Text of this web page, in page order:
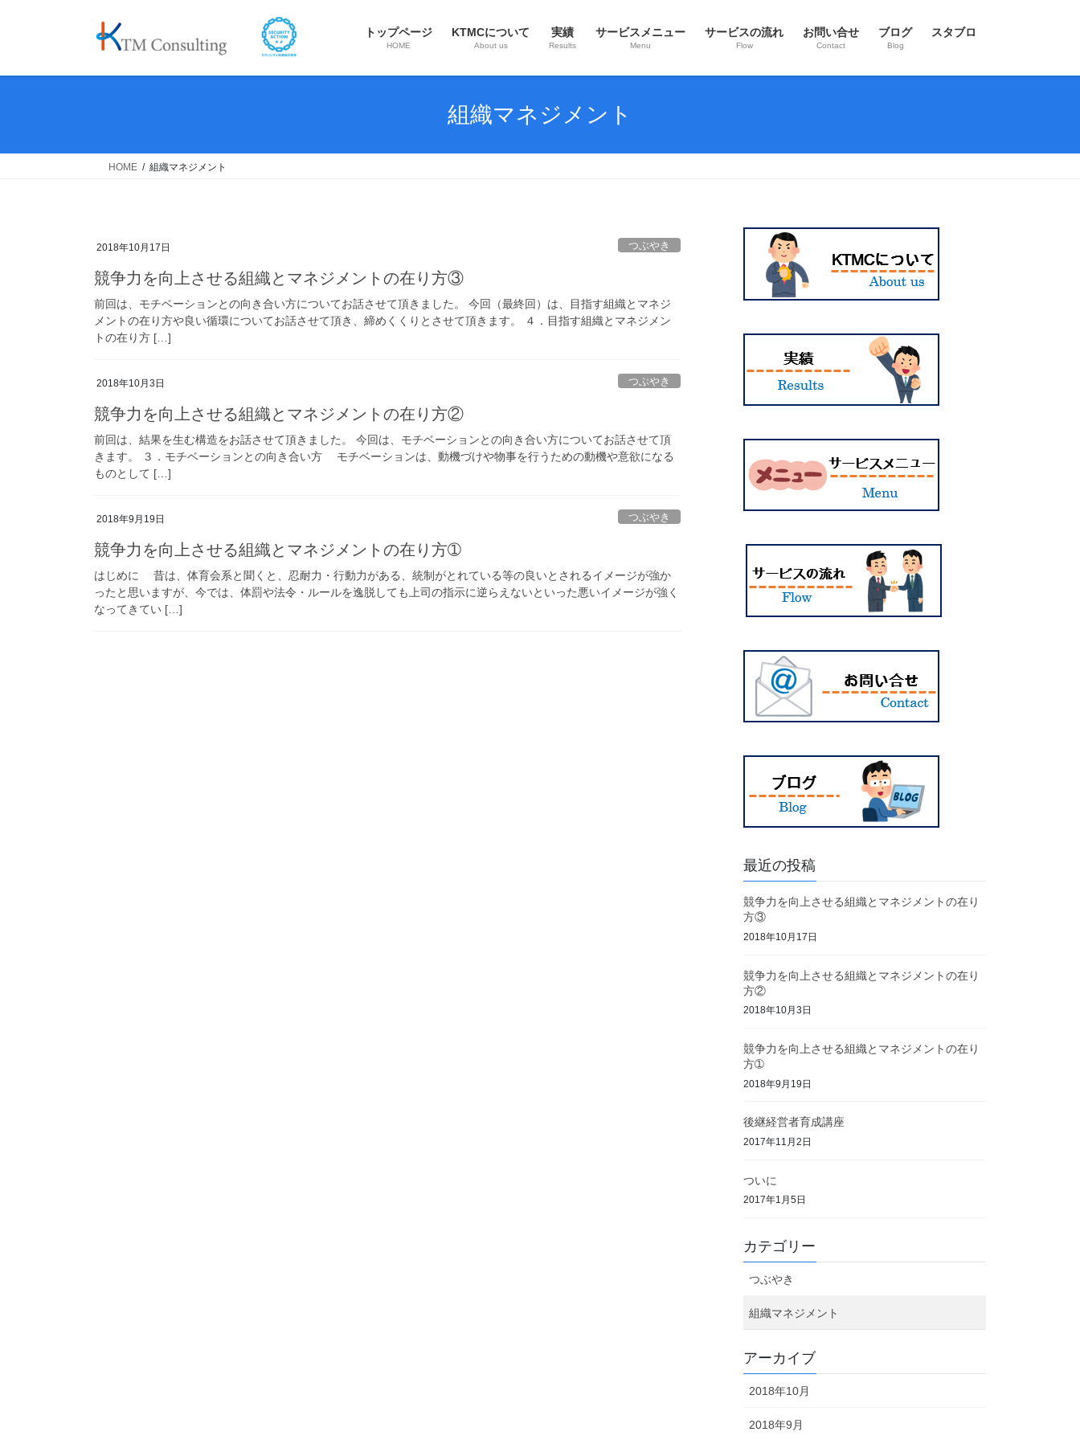
トップページ
HOME
KTMCについて
About us
実績
Results
サービスメニュー
Menu
サービスの流れ
Flow
お問い合せ
Contact
ブログ
Blog
スタブロ
組織マネジメント
HOME 組織マネジメント
2018年10月17日 つぶやき
競争力を向上させる組織とマネジメントの在り方③
前回は、モチベーションとの向き合い方についてお話させて頂きました。 今回（最終回）は、目指す組織とマネジ
メントの在り方や良い循環についてお話させて頂き、締めくくりとさせて頂きます。 ４．目指す組織とマネジメン
トの在り方 […]
2018年10月3日 つぶやき
競争力を向上させる組織とマネジメントの在り方②
前回は、結果を生む構造をお話させて頂きました。 今回は、モチベーションとの向き合い方についてお話させて頂
きます。 ３．モチベーションとの向き合い方 モチベーションは、動機づけや物事を行うための動機や意欲になる
ものとして […]
2018年9月19日 つぶやき
競争力を向上させる組織とマネジメントの在り方➀
はじめに 昔は、体育会系と聞くと、忍耐力・行動力がある、統制がとれている等の良いとされるイメージが強か
ったと思いますが、今では、体罰や法令・ルールを逸脱しても上司の指示に逆らえないといった悪いイメージが強く
なってきてい […]
最近の投稿
競争力を向上させる組織とマネジメントの在り
方③
2018年10月17日
競争力を向上させる組織とマネジメントの在り
方②
2018年10月3日
競争力を向上させる組織とマネジメントの在り
方➀
2018年9月19日
後継経営者育成講座
2017年11月2日
ついに
2017年1月5日
カテゴリー
つぶやき
組織マネジメント
アーカイブ
2018年10月
2018年9月